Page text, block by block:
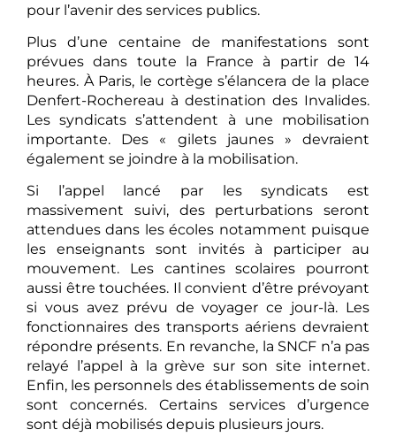
pour l’avenir des services publics.
Plus d’une centaine de manifestations sont
prévues dans toute la France à partir de 14
heures. À Paris, le cortège s’élancera de la place
Denfert-Rochereau à destination des Invalides.
Les syndicats s’attendent à une mobilisation
importante. Des « gilets jaunes » devraient
également se joindre à la mobilisation.
Si l’appel lancé par les syndicats est
massivement suivi, des perturbations seront
attendues dans les écoles notamment puisque
les enseignants sont invités à participer au
mouvement. Les cantines scolaires pourront
aussi être touchées. Il convient d’être prévoyant
si vous avez prévu de voyager ce jour-là. Les
fonctionnaires des transports aériens devraient
répondre présents. En revanche, la SNCF n’a pas
relayé l’appel à la grève sur son site internet.
Enfin, les personnels des établissements de soin
sont concernés. Certains services d’urgence
sont déjà mobilisés depuis plusieurs jours.